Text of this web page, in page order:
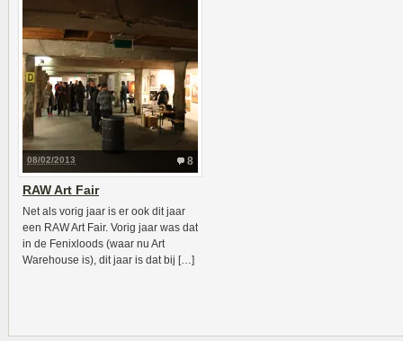
8
08/02/2013
RAW Art Fair
Net als vorig jaar is er ook dit jaar
een RAW Art Fair. Vorig jaar was dat
in de Fenixloods (waar nu Art
Warehouse is), dit jaar is dat bij […]